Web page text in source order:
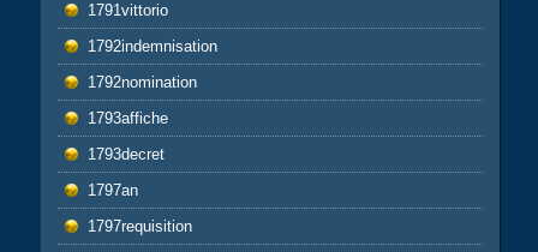
1791vittorio
1792indemnisation
1792nomination
1793affiche
1793decret
1797an
1797requisition